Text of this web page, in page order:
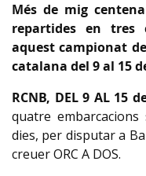
Més de mig
repartides en tres
aquest campionat
catalana del 9 al 15
RCNB, DEL 9 AL 15
quatre
dies, per disputar a
creuer ORC A DOS.